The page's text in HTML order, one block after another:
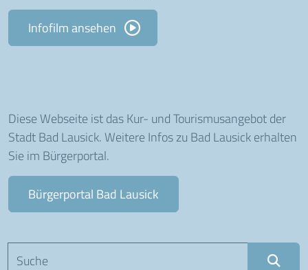
Infofilm ansehen
Diese Webseite ist das Kur- und Tourismusangebot der
Stadt Bad Lausick. Weitere Infos zu Bad Lausick erhalten
Sie im Bürgerportal.
Bürgerportal Bad Lausick